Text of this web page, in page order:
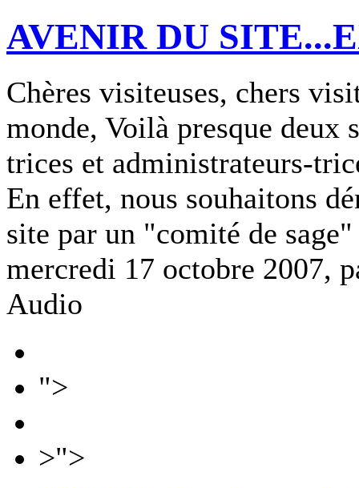
AVENIR DU
Chères visiteuses, chers
monde, Voilà presque deux
trices et administrateurs-
En effet, nous souhaitons
site par un "comité de
mercredi 17 octobre 2007,
Audio
">
>">